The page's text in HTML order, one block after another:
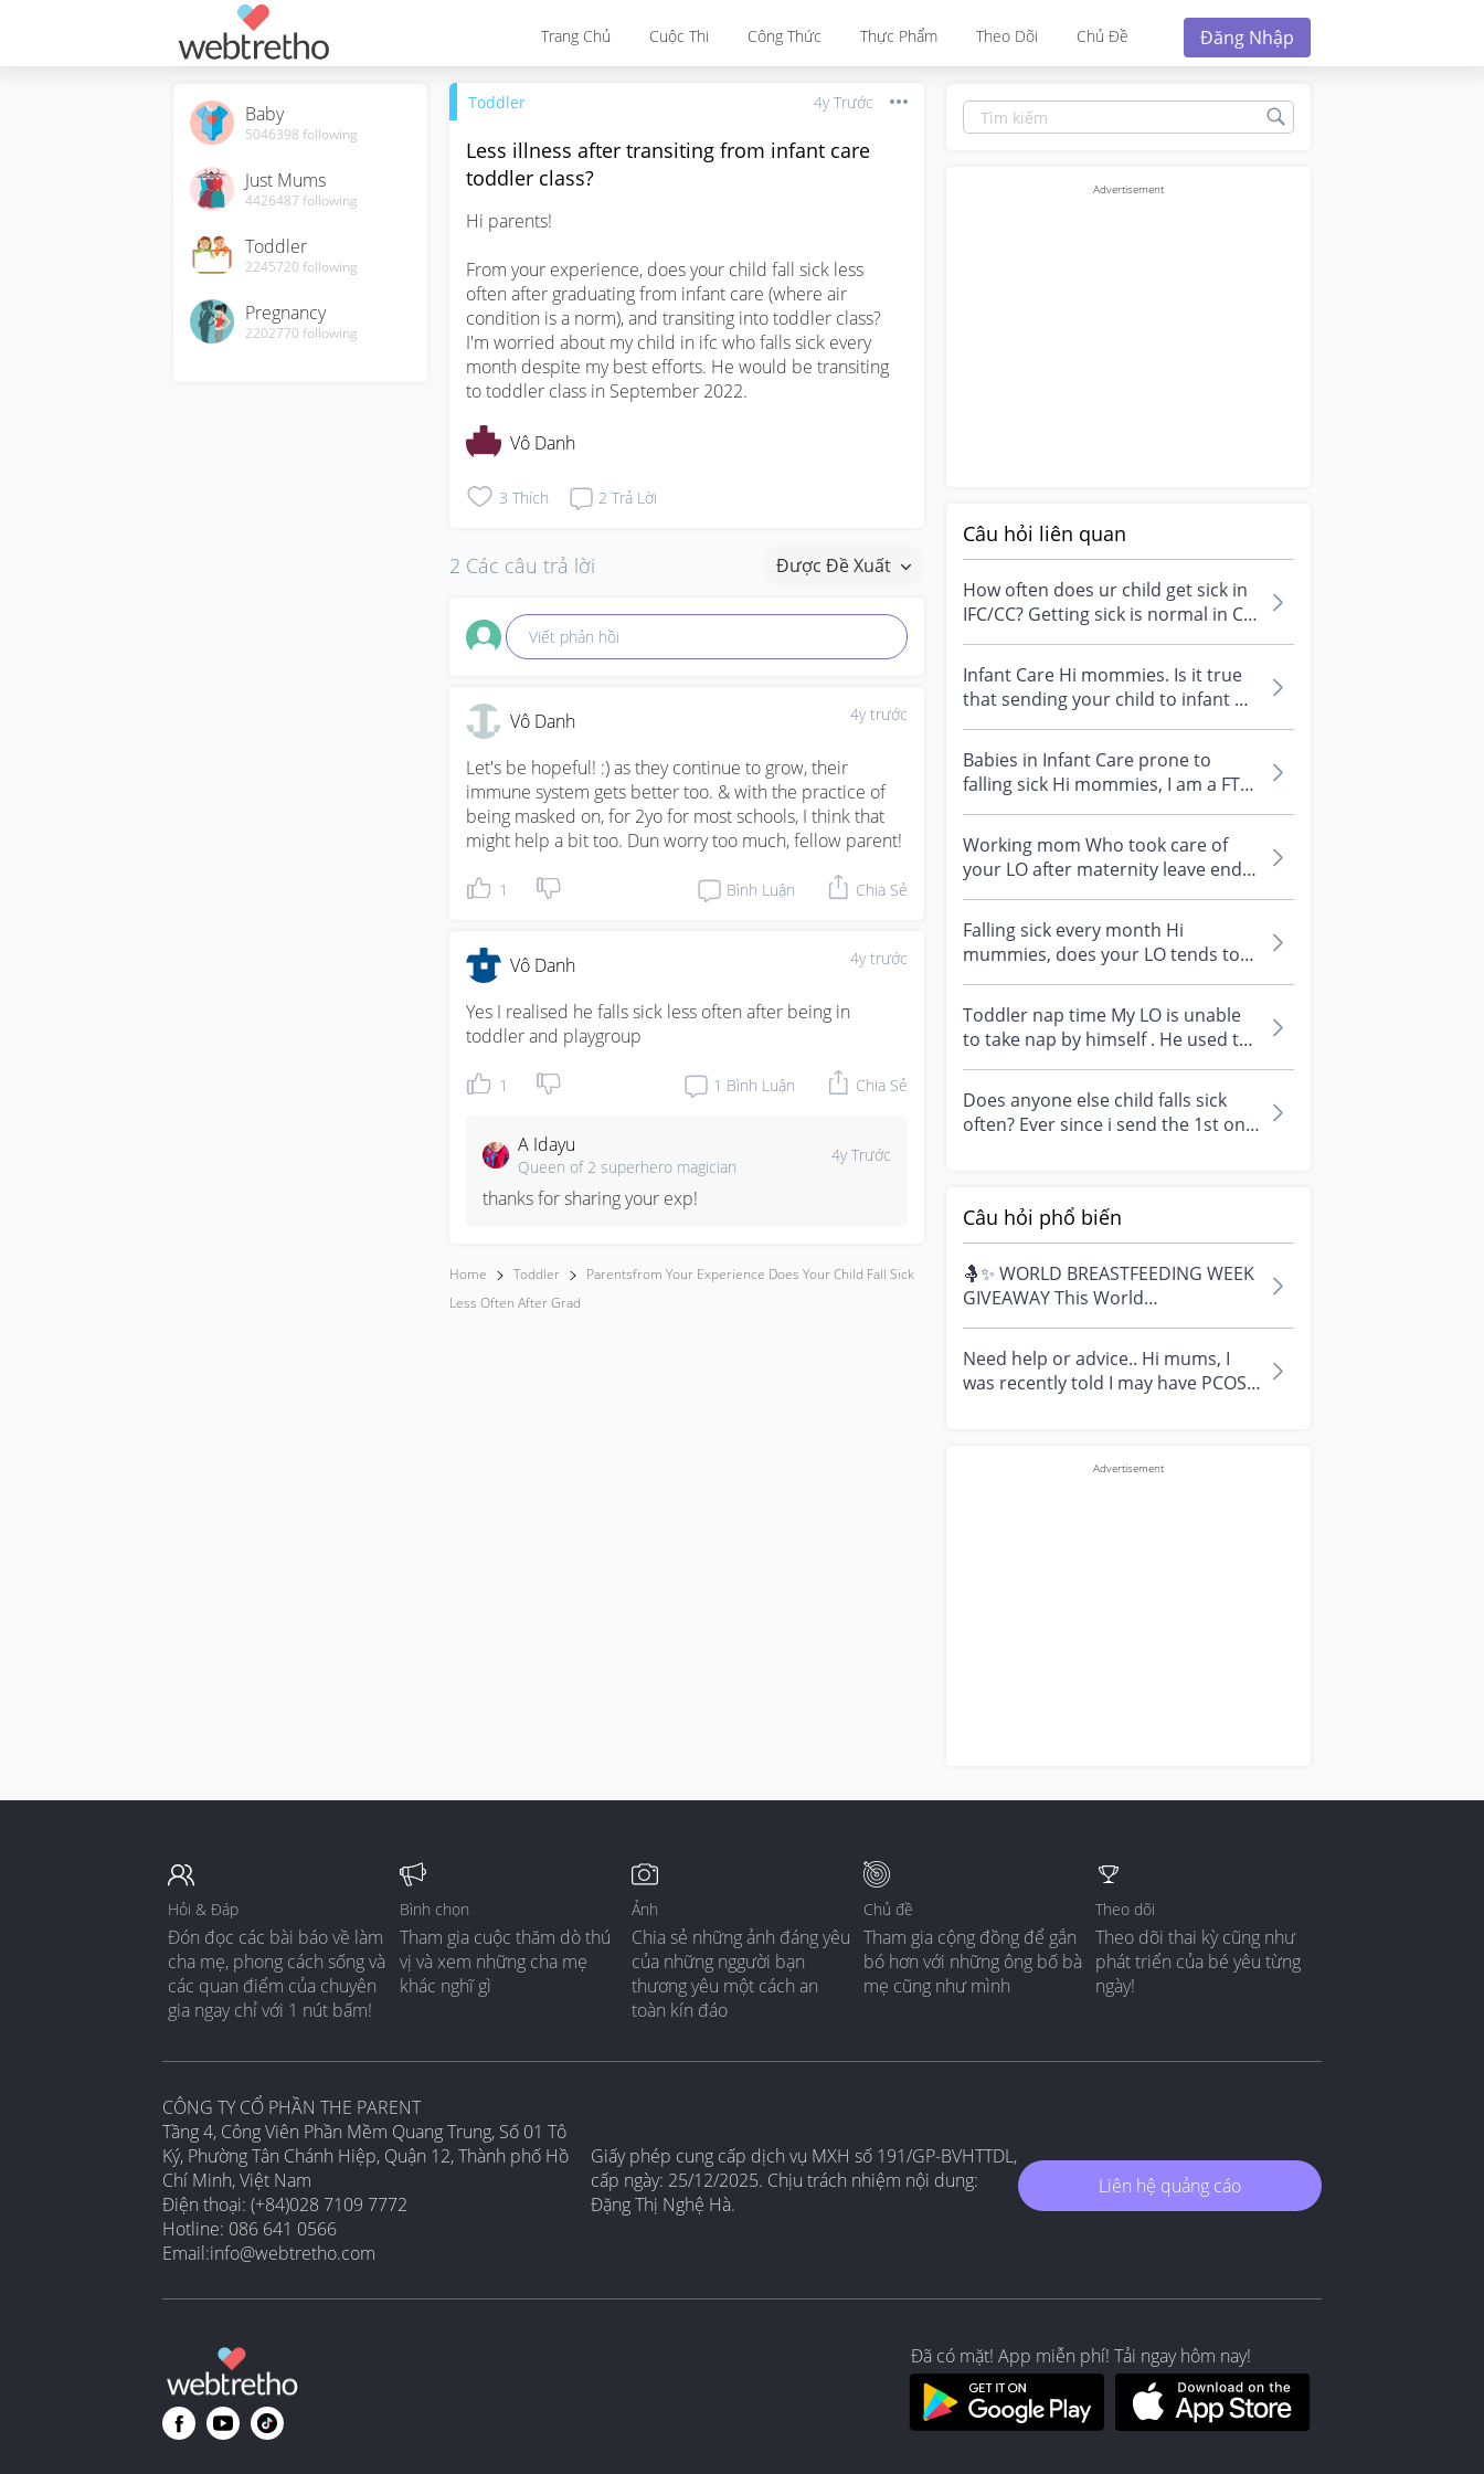
Trang Chủ Cuộc Thi Công Thức Thực Phẩm Theo Dõi Chủ Đề Đăng Nhập
Baby
5046398 following
Just Mums
4426487 following
Toddler
2245720 following
Pregnancy
2202770 following
Toddler 4y Trước
Less illness after transiting from infant care
toddler class?
Hi parents!
From your experience, does your child fall sick less
often after graduating from infant care (where air
condition is a norm), and transiting into toddler class?
I'm worried about my child in ifc who falls sick every
month despite my best efforts. He would be transiting
to toddler class in September 2022.
Vô Danh
3 Thích 2 Trả Lời
2 Các câu trả lời Được Đề Xuất
Viết phản hồi
4y trước
Vô Danh
Let's be hopeful! :) as they continue to grow, their
immune system gets better too. & with the practice of
being masked on, for 2yo for most schools, I think that
might help a bit too. Dun worry too much, fellow parent!
1 Bình Luận Chia Sẻ
4y trước
Vô Danh
Yes I realised he falls sick less often after being in
toddler and playgroup
1 1 Bình Luận Chia Sẻ
A Idayu
Queen of 2 superhero magician
4y Trước
thanks for sharing your exp!
Home Toddler
Parentsfrom Your Experience Does Your Child Fall Sick
Less Often After Grad
Câu hỏi liên quan
How often does ur child get sick in
IFC/CC? Getting sick is normal in CC
but both my toddler and inf...
Infant Care Hi mommies. Is it true
that sending your child to infant will
only make them fall sick m...
Babies in Infant Care prone to
falling sick Hi mommies, I am a FTM
and have placed my baby in infa...
Working mom Who took care of
your LO after maternity leave ends?
Parents, helper or IFC? What are
th...
Falling sick every month Hi
mummies, does your LO tends to
fall sick every mth? Mine falls sick
ever...
Toddler nap time My LO is unable
to take nap by himself . He used to
rocking and Yao lan style of sl...
Does anyone else child falls sick
often? Ever since i send the 1st one
Câu hỏi phổ biến
🤱✨ WORLD BREASTFEEDING WEEK
GIVEAWAY This World
Breastfeeding Week, we're
celebrating every mum's fe...
Need help or advice.. Hi mums, I
was recently told I may have PCOS
Hỏi & Đáp
Đón đọc các bài báo về làm
cha mẹ, phong cách sống và
các quan điểm của chuyên
gia ngay chỉ với 1 nút bấm!
Bình chọn
Tham gia cuộc thăm dò thú
vị và xem những cha mẹ
khác nghĩ gì
Ảnh
Chia sẻ những ảnh đáng yêu
của những nggười bạn
thương yêu một cách an
toàn kín đáo
Chủ đề
Tham gia cộng đồng để gắn
bó hơn với những ông bố bà
mẹ cũng như mình
Theo dõi
Theo dõi thai kỳ cũng như
phát triển của bé yêu từng
ngày!
CÔNG TY CỔ PHẦN THE PARENT
Tầng 4, Công Viên Phần Mềm Quang Trung, Số 01 Tô
Ký, Phường Tân Chánh Hiệp, Quận 12, Thành phố Hồ
Chí Minh, Việt Nam
Điện thoại: (+84)028 7109 7772
Hotline: 086 641 0566
Email:info@webtretho.com
Giấy phép cung cấp dịch vụ MXH số 191/GP-BVHTTDL,
cấp ngày: 25/12/2025. Chịu trách nhiệm nội dung:
Đặng Thị Nghệ Hà.
Liên hệ quảng cáo
Đã có mặt! App miễn phí! Tải ngay hôm nay!